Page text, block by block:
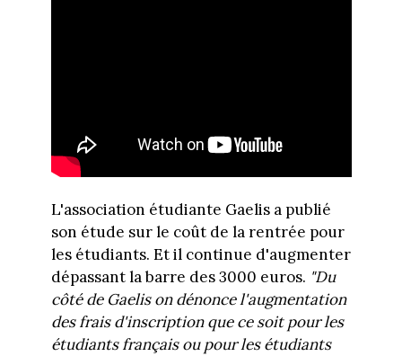
L'association étudiante Gaelis a publié
son étude sur le coût de la rentrée pour
les étudiants. Et il continue d'augmenter
dépassant la barre des 3000 euros. "Du
côté de Gaelis on dénonce l'augmentation
des frais d'inscription que ce soit pour les
étudiants français ou pour les étudiants